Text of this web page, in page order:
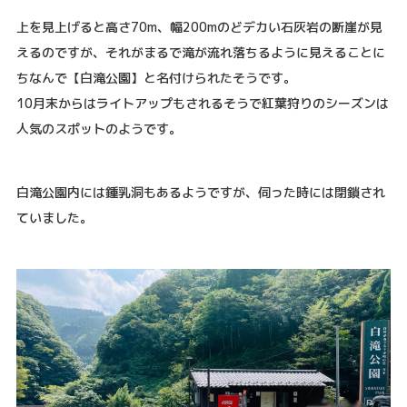
上を見上げると高さ70m、幅200mのどデカい石灰岩の断崖が見
えるのですが、それがまるで滝が流れ落ちるように見えることに
ちなんで【白滝公園】と名付けられたそうです。
10月末からはライトアップもされるそうで紅葉狩りのシーズンは
人気のスポットのようです。
白滝公園内には鍾乳洞もあるようですが、伺った時には閉鎖され
ていました。